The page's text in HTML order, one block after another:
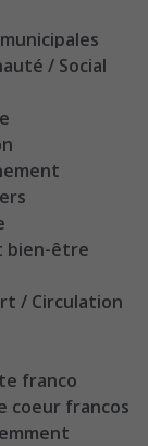
/ Social
bien-être
/ Circulation
franco
coeur francos